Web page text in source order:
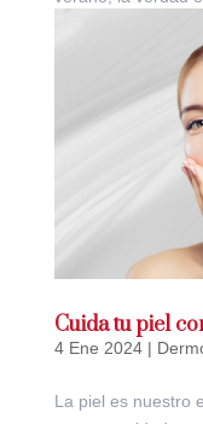
Cuida tu piel
4 Ene 2024|
La piel es nuestro